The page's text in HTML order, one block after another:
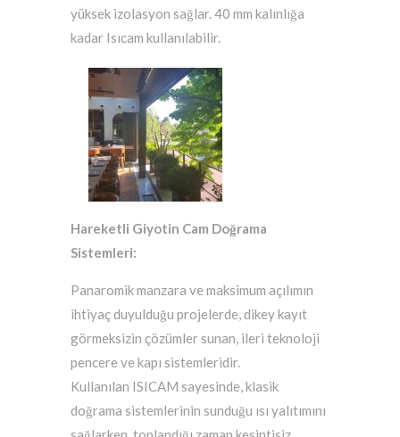
yüksek izolasyon sağlar. 40 mm kalınlığa
kadar Isıcam kullanılabilir.
Hareketli Giyotin Cam Doğrama
Sistemleri:
Panaromik manzara ve maksimum açılımın
ihtiyaç duyulduğu projelerde, dikey kayıt
görmeksizin çözümler sunan, ileri teknoloji
pencere ve kapı sistemleridir.
Kullanılan ISICAM sayesinde, klasik
doğrama sistemlerinin sunduğu ısı yalıtımını